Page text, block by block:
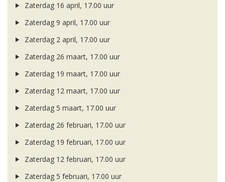
Zaterdag 16 april, 17.00 uur
Zaterdag 9 april, 17.00 uur
Zaterdag 2 april, 17.00 uur
Zaterdag 26 maart, 17.00 uur
Zaterdag 19 maart, 17.00 uur
Zaterdag 12 maart, 17.00 uur
Zaterdag 5 maart, 17.00 uur
Zaterdag 26 februari, 17.00 uur
Zaterdag 19 februari, 17.00 uur
Zaterdag 12 februari, 17.00 uur
Zaterdag 5 februari, 17.00 uur